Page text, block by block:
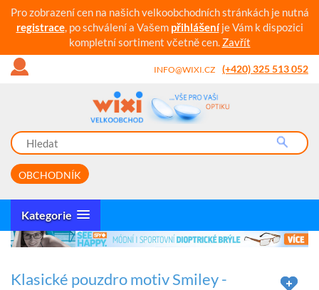
Pro zobrazení cen na našich velkoobchodních stránkách je nutná
registrace, po schválení a Vašem přihlášeníje Vám k dispozici
kompletní sortiment včetně cen. Zavřít
INFO@WIXI.CZ (+420) 325 513 052
OBCHODNÍK
Kategorie
Klasické pouzdro motiv Smiley -